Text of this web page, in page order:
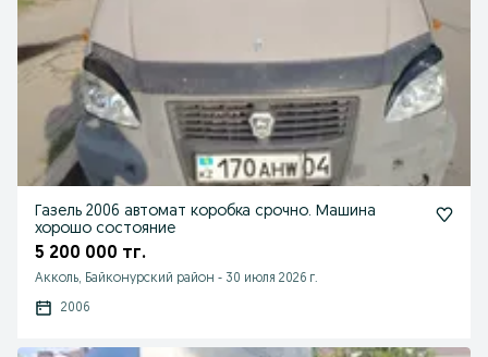
Газель 2006 автомат коробка срочно. Машина
хорошо состояние
5 200 000 тг.
Акколь, Байконурский район - 30 июля 2026 г.
2006